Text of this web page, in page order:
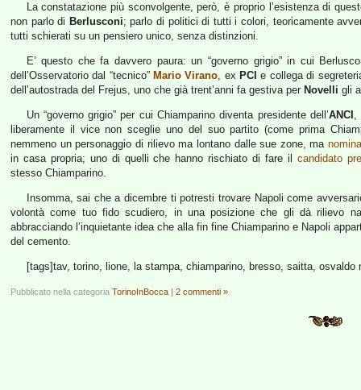
La constatazione più sconvolgente, però, è proprio l’esistenza di
non parlo di Berlusconi; parlo di politici di tutti i colori, teoricamente
tutti schierati su un pensiero unico, senza distinzioni.
E’ questo che fa davvero paura: un “governo grigio” in cui
dell’Osservatorio dal “tecnico” Mario Virano, ex PCI e collega di
dell’autostrada del Frejus, uno che già trent’anni fa gestiva per Novelli gli
Un “governo grigio” per cui Chiamparino diventa presidente dell’ANCI ,
liberamente il vice non sceglie uno del suo partito (come prima
nemmeno un personaggio di rilievo ma lontano dalle sue zone, ma
in casa propria; uno di quelli che hanno rischiato di fare il candidato
stesso Chiamparino.
Insomma, sai che a dicembre ti potresti trovare Napoli come
volontà come tuo fido scudiero, in una posizione che gli dà rilievo
abbracciando l’inquietante idea che alla fin fine Chiamparino e Napoli
del cemento.
[tags]tav, torino, lione, la stampa, chiamparino, bresso, saitta, osvaldo
Pubblicato nella categoria TorinoInBocca | 2 commenti »